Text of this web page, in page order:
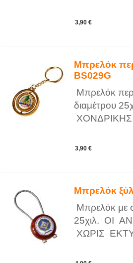
3,90 €
Μπρελόκ
BS029G
Μπρελόκ
διαμέτρου
3,90 €
Μπρελόκ
Μπρελόκ με
25χιλ. ΟΙ
ΧΩΡΙΣ